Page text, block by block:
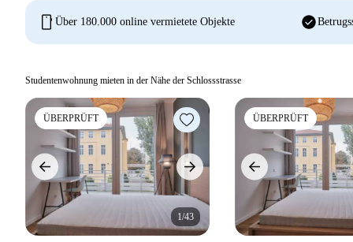
mobile Über 180.000 online vermietete Objekte check_circle
Studentenwohnung mieten in der Nähe der Schlossstrasse
ÜBERPRÜFT
1/43
ÜBERPRÜFT